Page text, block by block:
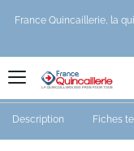
France Quincaillerie, la
Description Fiches